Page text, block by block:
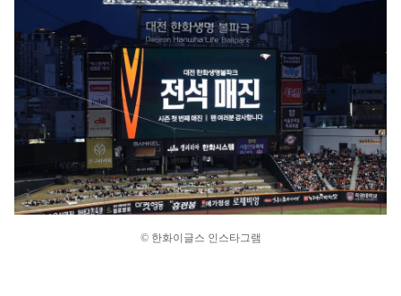
© 한화이글스 인스타그램